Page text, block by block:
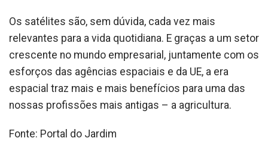
Os satélites são, sem dúvida, cada vez mais
relevantes para a vida quotidiana. E graças a um setor
crescente no mundo empresarial, juntamente com os
esforços das agências espaciais e da UE, a era
espacial traz mais e mais benefícios para uma das
nossas profissões mais antigas – a agricultura.
Fonte: Portal do Jardim